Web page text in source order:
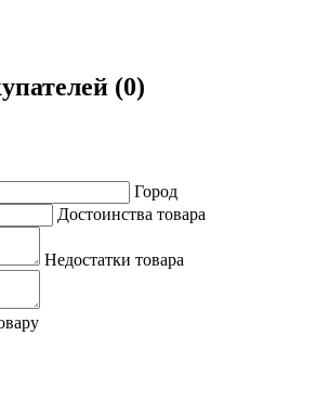
(0)
Город
Достоинства товара
Недостатки товара